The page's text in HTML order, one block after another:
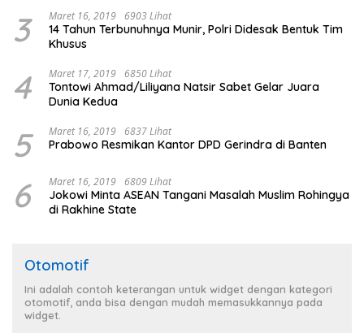
3 Maret 16, 2019 6903 Lihat
14 Tahun Terbunuhnya Munir, Polri Didesak Bentuk Tim
Khusus
4 Maret 17, 2019 6850 Lihat
Tontowi Ahmad/Liliyana Natsir Sabet Gelar Juara
Dunia Kedua
5 Maret 16, 2019 6837 Lihat
Prabowo Resmikan Kantor DPD Gerindra di Banten
6 Maret 16, 2019 6809 Lihat
Jokowi Minta ASEAN Tangani Masalah Muslim Rohingya
di Rakhine State
Otomotif
Ini adalah contoh keterangan untuk widget dengan kategori
otomotif, anda bisa dengan mudah memasukkannya pada
widget.